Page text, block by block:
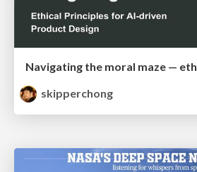
skipperchong